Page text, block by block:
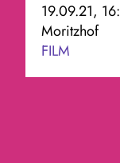
19.09.21,
Moritzhof
FILM